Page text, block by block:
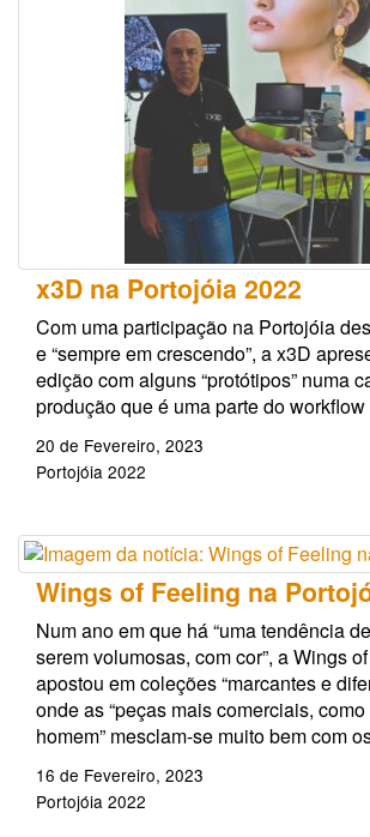
x3D na Portojóia 2022
Com uma participação na Portojóia
e “sempre em crescendo”, a x3D
edição com alguns “protótipos” numa
produção que é uma parte do
20 de Fevereiro, 2023
Portojóia 2022
Wings of Feeling na
Num ano em que há “uma tendência
serem volumosas, com cor”, a Wings
apostou em coleções “marcantes e
onde as “peças mais comerciais,
homem” mesclam-se muito bem com
16 de Fevereiro, 2023
Portojóia 2022